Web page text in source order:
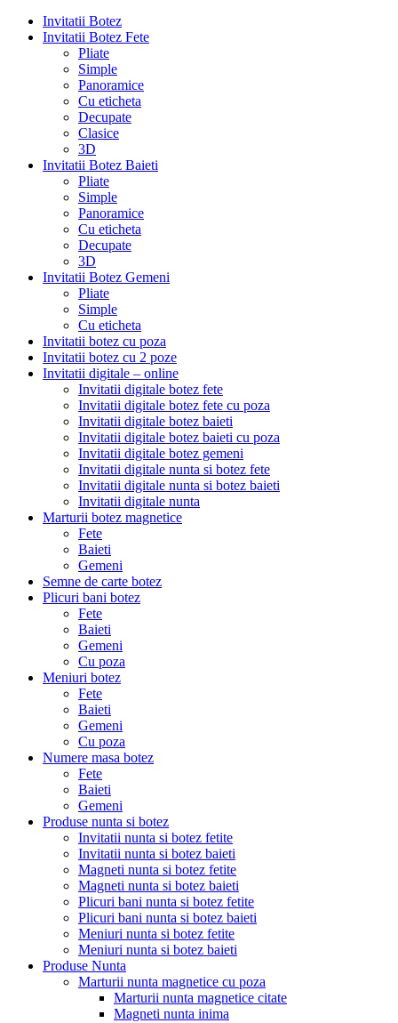
Invitatii Botez
Invitatii Botez Fete
Pliate
Simple
Panoramice
Cu eticheta
Decupate
Clasice
3D
Invitatii Botez Baieti
Pliate
Simple
Panoramice
Cu eticheta
Decupate
3D
Invitatii Botez Gemeni
Pliate
Simple
Cu eticheta
Invitatii botez cu poza
Invitatii botez cu 2 poze
Invitatii digitale – online
Invitatii digitale botez fete
Invitatii digitale botez fete cu poza
Invitatii digitale botez baieti
Invitatii digitale botez baieti cu poza
Invitatii digitale botez gemeni
Invitatii digitale nunta si botez fete
Invitatii digitale nunta si botez baieti
Invitatii digitale nunta
Marturii botez magnetice
Fete
Baieti
Gemeni
Semne de carte botez
Plicuri bani botez
Fete
Baieti
Gemeni
Cu poza
Meniuri botez
Fete
Baieti
Gemeni
Cu poza
Numere masa botez
Fete
Baieti
Gemeni
Produse nunta si botez
Invitatii nunta si botez fetite
Invitatii nunta si botez baieti
Magneti nunta si botez fetite
Magneti nunta si botez baieti
Plicuri bani nunta si botez fetite
Plicuri bani nunta si botez baieti
Meniuri nunta si botez fetite
Meniuri nunta si botez baieti
Produse Nunta
Marturii nunta magnetice cu poza
Marturii nunta magnetice citate
Magneti nunta inima